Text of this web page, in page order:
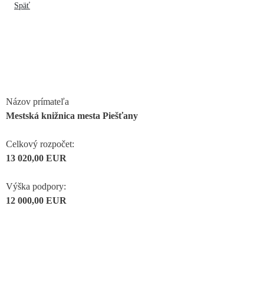
Späť
Názov prímateľa
Mestská knižnica mesta Piešťany
Celkový rozpočet:
13 020,00 EUR
Výška podpory:
12 000,00 EUR